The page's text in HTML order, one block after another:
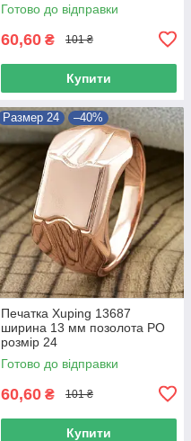
Готово до відправки
60,60 ₴ 101 ₴
Купити
Размер 24 –40%
Печатка Xuping 13687
ширина 13 мм позолота РО
розмір 24
Готово до відправки
60,60 ₴ 101 ₴
Купити